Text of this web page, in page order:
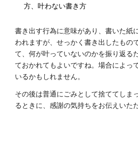
方、叶わない書き方
書き出す行為に意味があり、書いた紙
われますが、せっかく書き出したもの
て、何が叶っていないのかを振り返る
ておかれてもよいですね。場合によっ
いるかもしれません。
その後は普通にごみとして捨ててしま
るときに、感謝の気持ちをお伝えいた